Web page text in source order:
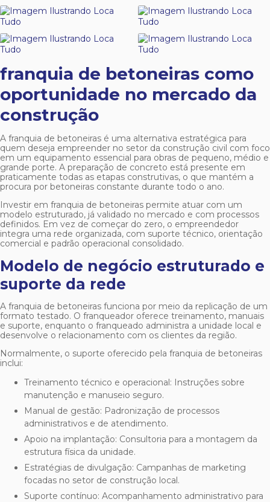
franquia de betoneiras como
oportunidade no mercado da
construção
A franquia de betoneiras é uma alternativa estratégica para
quem deseja empreender no setor da construção civil com foco
em um equipamento essencial para obras de pequeno, médio e
grande porte. A preparação de concreto está presente em
praticamente todas as etapas construtivas, o que mantém a
procura por betoneiras constante durante todo o ano.
Investir em franquia de betoneiras permite atuar com um
modelo estruturado, já validado no mercado e com processos
definidos. Em vez de começar do zero, o empreendedor
integra uma rede organizada, com suporte técnico, orientação
comercial e padrão operacional consolidado.
Modelo de negócio estruturado e
suporte da rede
A franquia de betoneiras funciona por meio da replicação de um
formato testado. O franqueador oferece treinamento, manuais
e suporte, enquanto o franqueado administra a unidade local e
desenvolve o relacionamento com os clientes da região.
Normalmente, o suporte oferecido pela franquia de betoneiras
inclui:
Treinamento técnico e operacional: Instruções sobre
manutenção e manuseio seguro.
Manual de gestão: Padronização de processos
administrativos e de atendimento.
Apoio na implantação: Consultoria para a montagem da
estrutura física da unidade.
Estratégias de divulgação: Campanhas de marketing
focadas no setor de construção local.
Suporte contínuo: Acompanhamento administrativo para